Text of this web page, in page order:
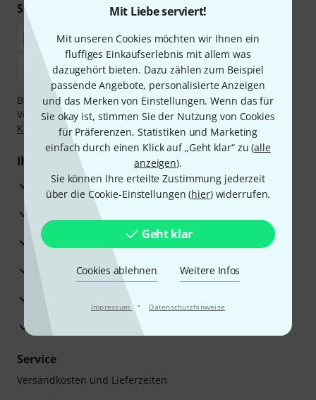
Mit Liebe serviert!
Mit unseren Cookies möchten wir Ihnen ein
fluffiges Einkaufserlebnis mit allem was
dazugehört bieten. Dazu zählen zum Beispiel
passende Angebote, personalisierte Anzeigen
und das Merken von Einstellungen. Wenn das für
Sie okay ist, stimmen Sie der Nutzung von Cookies
für Präferenzen, Statistiken und Marketing
einfach durch einen Klick auf „Geht klar“ zu (alle
anzeigen).
Sie können Ihre erteilte Zustimmung jederzeit
über die Cookie-Einstellungen (hier) widerrufen.
Geht klar
Cookies ablehnen Weitere Infos
Impressum · Datenschutzhinweise
Sicher einkaufen & bezahlen
Bezahlen Sie vertraulich und sicher per Nachnahme,
Vorkasse, PayPal, Amazon Pay,Klarna Sofort bezahlen,
Klarna Ratenzahlungoder Kreditkarte.
Ihre Vorteile
3 Jahre Thomann Garantie
30 Tage Money-Back-Garantie
Reparaturservice
Beratung durch Fachexperten
Zufriedenheitsgarantie
Europas größtes Versandlager
Service
Versandkosten und Lieferzeiten